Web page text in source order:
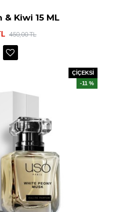
Kiwi 15 ML
450,00 TL
ÇİÇEKSİ
-11 %